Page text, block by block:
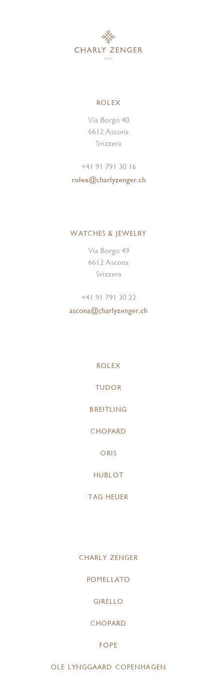
ROLEX
Via Borgo 40
6612 Ascona
Svizzera
+41 91 791 30 16
rolex@charlyzenger.ch
WATCHES & JEWELRY
Via Borgo 49
6612 Ascona
Svizzera
+41 91 791 30 22
ascona@charlyzenger.ch
ROLEX
TUDOR
BREITLING
CHOPARD
ORIS
HUBLOT
TAG HEUER
CHARLY ZENGER
POMELLATO
GIRELLO
CHOPARD
FOPE
OLE LYNGGAARD COPENHAGEN